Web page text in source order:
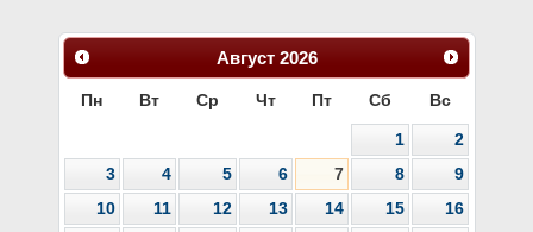
Август 2026
Пн Вт Ср Чт Пт Сб Вс
1
2
3
4 5 6 7 8
9
10
11 12 13 14 15
16